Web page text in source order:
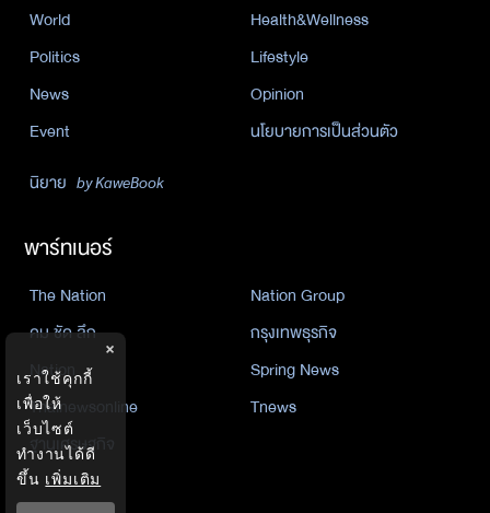
World
Health&Wellness
Politics
Lifestyle
News
Opinion
Event
นโยบายการเป็นส่วนตัว
นิยาย by KaweBook
พาร์ทเนอร์
The Nation
Nation Group
คม ชัด ลึก
กรุงเทพธุรกิจ
Nation
Spring News
Thainewsonline
Tnews
ฐานเศรษฐกิจ
×
เราใช้คุกกี้
เพื่อให้
เว็บไซต์
ทำงานได้ดี
ขึ้น เพิ่มเติม